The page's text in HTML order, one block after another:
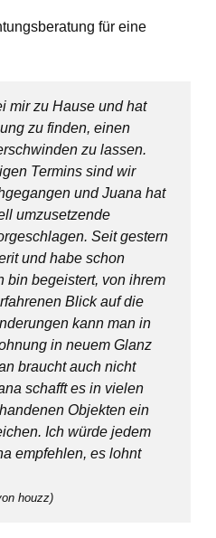
für eine
mir zu Hause und hat
zu finden, einen
zu lassen.
Termins sind wir
und Juana hat
umzusetzende
Seit gestern
und habe schon
bin begeistert, von ihrem
Blick auf die
kann man in
in neuem Glanz
braucht auch nicht
schafft es in vielen
Objekten ein
Ich würde jedem
empfehlen, es lohnt
houzz)